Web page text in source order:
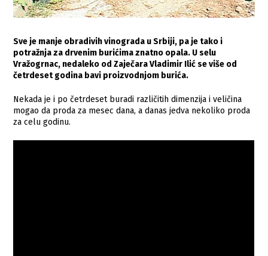
Sve je manje obradivih vinograda u Srbiji, pa je tako i
potražnja za drvenim burićima znatno opala. U selu
Vražogrnac, nedaleko od Zaječara Vladimir Ilić se više od
četrdeset godina bavi proizvodnjom burića.
Nekada je i po četrdeset buradi različitih dimenzija i veličina
mogao da proda za mesec dana, a danas jedva nekoliko proda
za celu godinu.